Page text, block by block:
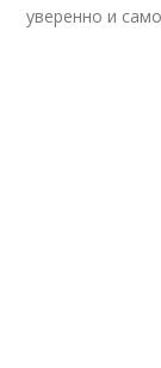
уверенно и